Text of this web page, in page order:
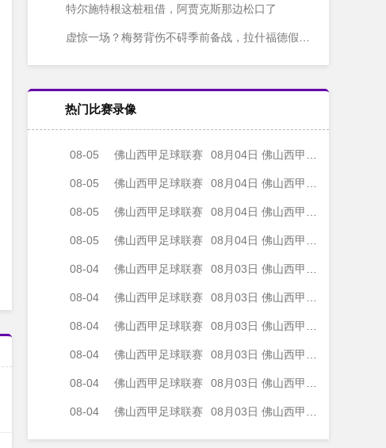
特尔施特根这桩租借，阿贾克斯那边松口了
虚惊一场？梅努背伤不碍季前备战，拉什福德假期结束也快归队了
热门比赛录像
08-05 佛山西甲足球联赛 08月04日 佛山西甲足球联赛32强淘汰赛 肇庆恒骏成 VS 三七互娱 全场录像
08-05 佛山西甲足球联赛 08月04日 佛山西甲足球联赛32强淘汰赛 广东西南建设 VS 香港圣徒 全场录像
08-05 佛山西甲足球联赛 08月04日 佛山西甲足球联赛32强淘汰赛 贪玩游戏 VS 美的薪火 全场录像
08-05 佛山西甲足球联赛 08月04日 佛山西甲足球联赛32强淘汰赛 藝品高國際 VS 湛江狂狼·粵辉能源 全场录像
08-04 佛山西甲足球联赛 08月03日 佛山西甲足球联赛32强淘汰赛 广东客家青年 VS 广州英华思力U17 全场录像
08-04 佛山西甲足球联赛 08月03日 佛山西甲足球联赛32强淘汰赛 广州求信 VS 顺德新青年 全场录像
08-04 佛山西甲足球联赛 08月03日 佛山西甲足球联赛32强淘汰赛 大塘控股 VS 茂名市点都得 全场录像
08-04 佛山西甲足球联赛 08月03日 佛山西甲足球联赛32强淘汰赛 广东凤铝 VS 湛江八部科技 全场录像
08-04 佛山西甲足球联赛 08月03日 佛山西甲足球联赛32强淘汰赛 广州蜀地红 VS 广州戴拿模 全场录像
08-04 佛山西甲足球联赛 08月03日 佛山西甲足球联赛32强淘汰赛 三水乐民兴健力宝 VS 中国澳门澳科精英 全场录像